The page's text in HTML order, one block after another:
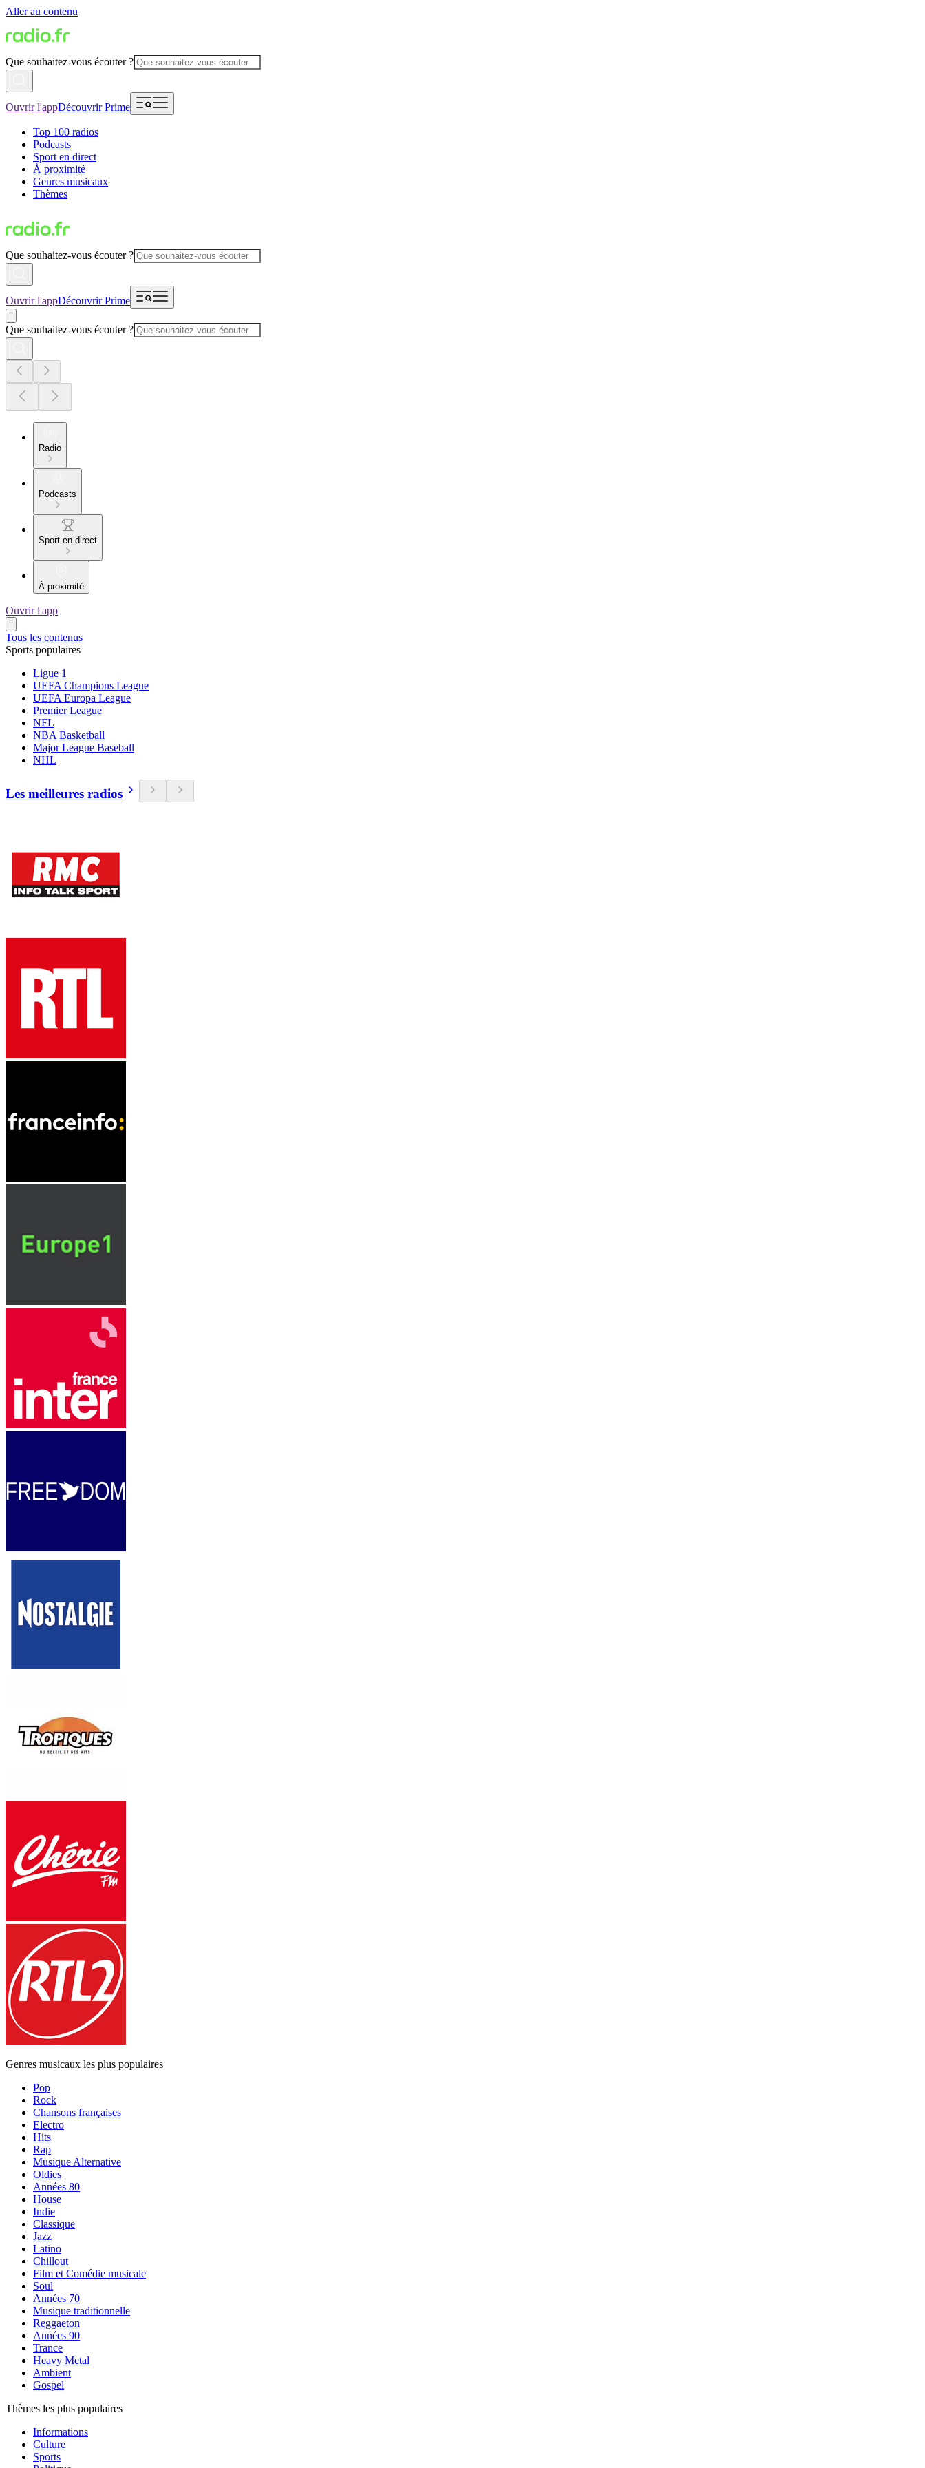
Aller au contenu
Que souhaitez-vous écouter ?
Ouvrir l'appDécouvrir Prime
Top 100 radios
Podcasts
Sport en direct
À proximité
Genres musicaux
Thèmes
Que souhaitez-vous écouter ?
Ouvrir l'appDécouvrir Prime
Que souhaitez-vous écouter ?
Radio
Podcasts
Sport en direct
À proximité
Ouvrir l'app
Tous les contenus
Sports populaires
Ligue 1
UEFA Champions League
UEFA Europa League
Premier League
NFL
NBA Basketball
Major League Baseball
NHL
Les meilleures radios
Genres musicaux les plus populaires
Pop
Rock
Chansons françaises
Electro
Hits
Rap
Musique Alternative
Oldies
Années 80
House
Indie
Classique
Jazz
Latino
Chillout
Film et Comédie musicale
Soul
Années 70
Musique traditionnelle
Reggaeton
Années 90
Trance
Heavy Metal
Ambient
Gospel
Thèmes les plus populaires
Informations
Culture
Sports